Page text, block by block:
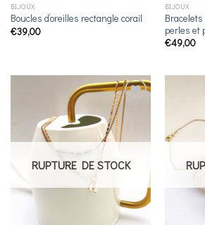
BIJOUX
Boucles d’oreilles rectangle corail
€39,00
BIJOUX
perles et
€49,00
Ajouter
à la
liste de
souhaits
RUPTURE DE STOCK